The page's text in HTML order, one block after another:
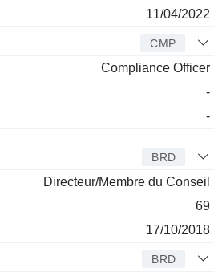
11/04/2022
CMP
Compliance Officer
-
-
BRD
Directeur/Membre du Conseil
69
17/10/2018
BRD